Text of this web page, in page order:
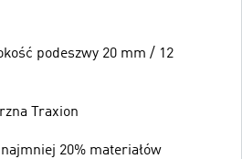
podeszwy 20 mm / 12
Traxion
20% materiałów